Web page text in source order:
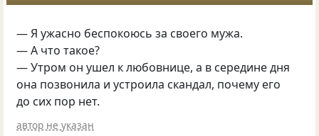
— Я ужасно беспокоюсь за своего мужа.
— А что такое?
— Утром он ушел к любовнице, а в середине дня
она позвонила и устроила скандал, почему его
до сих пор нет.
автор не указан